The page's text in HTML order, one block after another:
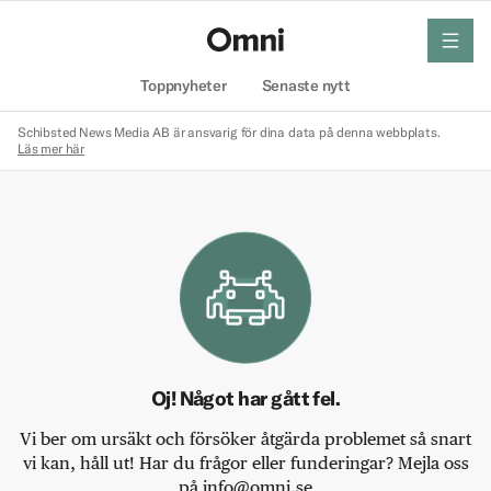
Toppnyheter Senaste nytt
meny
Schibsted News Media AB är ansvarig för dina data på denna webbplats.
Läs mer här
Oj! Något har gått fel.
Vi ber om ursäkt och försöker åtgärda problemet så snart
vi kan, håll ut! Har du frågor eller funderingar? Mejla oss